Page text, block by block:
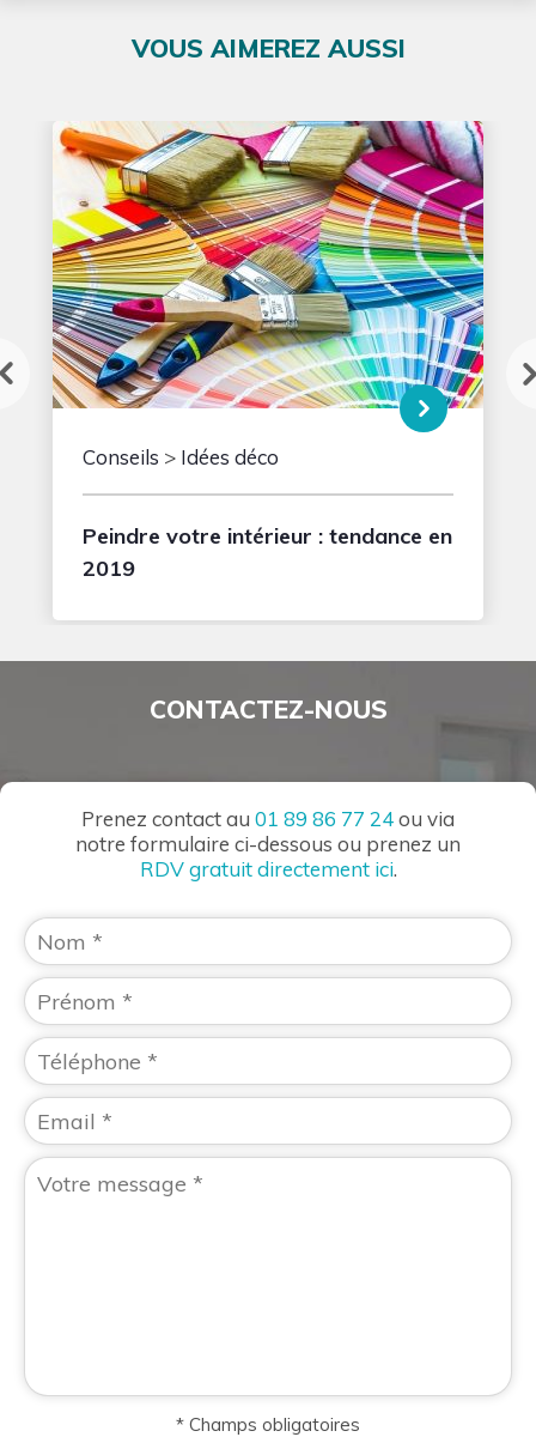
VOUS AIMEREZ AUSSI
Conseils > Idées déco
Peindre votre intérieur : tendance en
2019
CONTACTEZ-NOUS
Prenez contact au 01 89 86 77 24ou via
notre formulaire ci-dessous ou prenez un
RDV gratuit directement ici.
* Champs obligatoires